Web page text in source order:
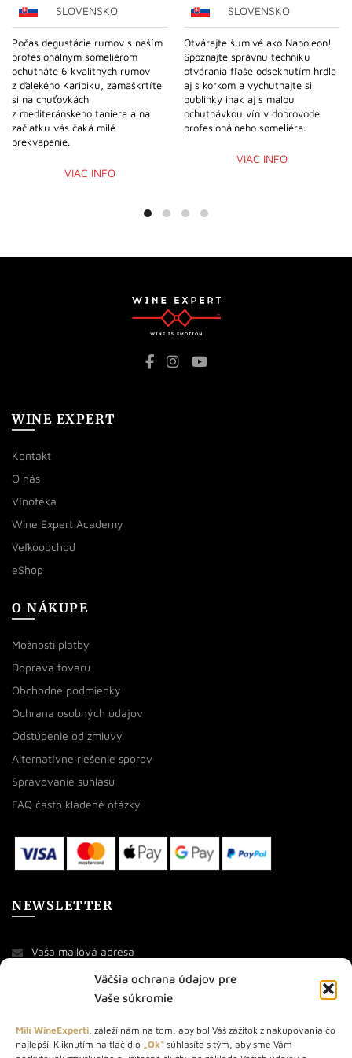
Väčšia ochrana údajov pre
Vaše súkromie
Milí WineExperti, záleží nám na tom, aby bol Váš zážitok z nakupovania čo
najlepší. Kliknutím na tlačidlo „Ok“ súhlasíte s tým, aby sme Vám
vybrať
na
stránke
produktu.
SLOVENSKO
Počas degustácie rumov s naším
profesionálnym someliérom
ochutnáte 6 kvalitných rumov
z ďalekého Karibiku, zamaškrtíte
si na chuťovkách
z mediteránskeho taniera a na
začiatku vás čaká milé
prekvapenie.
VIAC INFO
vybrať
na
stránke
produktu.
SLOVENSKO
Otvárajte šumivé ako Napoleon!
Spoznajte správnu techniku
otvárania fľaše odseknutím hrdla
aj s korkom a vychutnajte si
bublinky inak aj s malou
ochutnávkou vín v doprovode
profesionálneho someliéra.
VIAC INFO
WINE EXPERT
Kontakt
O nás
Vínotéka
Wine Expert Academy
Veľkoobchod
eShop
O NÁKUPE
Možnosti platby
Doprava tovaru
Obchodné podmienky
Ochrana osobných údajov
Odstúpenie od zmluvy
Alternatívne riešenie sporov
Spravovanie súhlasu
FAQ často kladené otázky
NEWSLETTER
O NÁS